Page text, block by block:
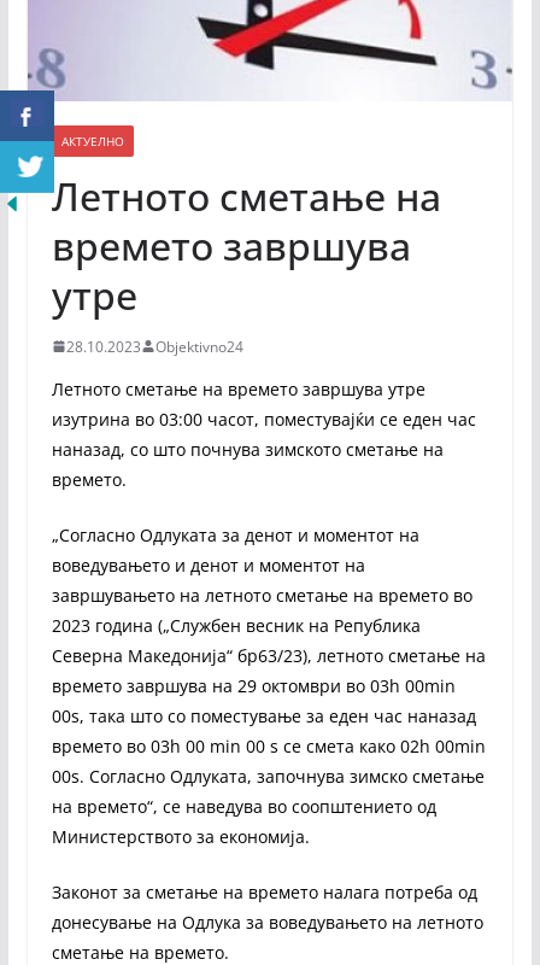
АКТУЕЛНО
Летното сметање на
времето завршува
утре
28.10.2023 Objektivno24
Летното сметање на времето завршува утре
изутрина во 03:00 часот, поместувајќи се еден час
наназад, со што почнува зимското сметање на
времето.
„Согласно Одлуката за денот и моментот на
воведувањето и денот и моментот на
завршувањето на летното сметање на времето во
2023 година („Службен весник на Република
Северна Македонија“ бр63/23), летното сметање на
времето завршува на 29 октомври во 03h 00min
00s, така што со поместување за еден час наназад
времето во 03h 00 min 00 s се смета како 02h 00min
00s. Согласно Одлуката, започнува зимско сметање
на времето“, се наведува во соопштението од
Министерството за економија.
Законот за сметање на времето налага потреба од
донесување на Одлука за воведувањето на летното
сметање на времето.